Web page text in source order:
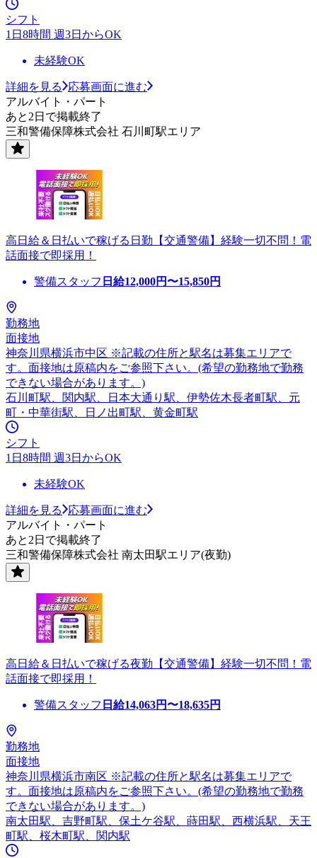
シフト
1日8時間 週3日からOK
未経験OK
詳細を見る
応募画面に進む
アルバイト・パート
あと2日で掲載終了
三和警備保障株式会社 石川町駅エリア
高日給＆日払いで稼げる日勤【交通警備】経験一切不問！電
話面接で即採用！
警備スタッフ 日給12,000円〜15,850円
勤務地
面接地
神奈川県横浜市中区 ※記載の住所と駅名は募集エリアで
す。面接地は原稿内をご参照下さい。(希望の勤務地で勤務
できない場合があります。)
石川町駅、関内駅、日本大通り駅、伊勢佐木長者町駅、元
町・中華街駅、日ノ出町駅、黄金町駅
シフト
1日8時間 週3日からOK
未経験OK
詳細を見る
応募画面に進む
アルバイト・パート
あと2日で掲載終了
三和警備保障株式会社 南太田駅エリア(夜勤)
高日給＆日払いで稼げる夜勤【交通警備】経験一切不問！電
話面接で即採用！
警備スタッフ 日給14,063円〜18,635円
勤務地
面接地
神奈川県横浜市南区 ※記載の住所と駅名は募集エリアで
す。面接地は原稿内をご参照下さい。(希望の勤務地で勤務
できない場合があります。)
南太田駅、吉野町駅、保土ケ谷駅、蒔田駅、西横浜駅、天王
町駅、桜木町駅、関内駅